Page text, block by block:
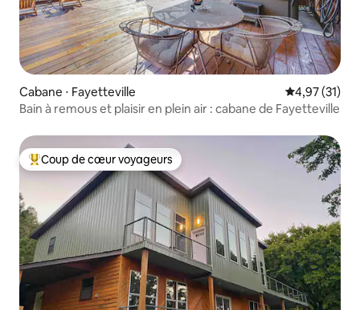
Cabane ⋅ Fayetteville Évaluation
4,97 (31)
Bain à remous et plaisir en plein air : cabane de Fayetteville
Coups de cœur voyageurs les plus appréciés
Coup de cœur voyageurs